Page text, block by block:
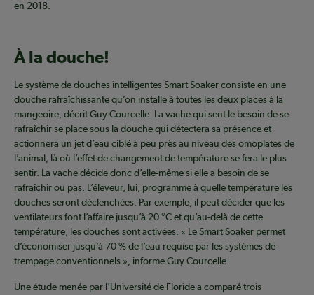
en 2018.
À la douche!
Le système de douches intelligentes Smart Soaker consiste en une
douche rafraîchissante qu’on installe à toutes les deux places à la
mangeoire, décrit Guy Courcelle. La vache qui sent le besoin de se
rafraîchir se place sous la douche qui détectera sa présence et
actionnera un jet d’eau ciblé à peu près au niveau des omoplates de
l’animal, là où l’effet de changement de température se fera le plus
sentir. La vache décide donc d’elle-même si elle a besoin de se
rafraîchir ou pas. L’éleveur, lui, programme à quelle température les
douches seront déclenchées. Par exemple, il peut décider que les
ventilateurs font l’affaire jusqu’à 20 °C et qu’au-delà de cette
température, les douches sont activées. « Le Smart Soaker permet
d’économiser jusqu’à 70 % de l’eau requise par les systèmes de
trempage conventionnels », informe Guy Courcelle.
Une étude menée par l’Université de Floride a comparé trois